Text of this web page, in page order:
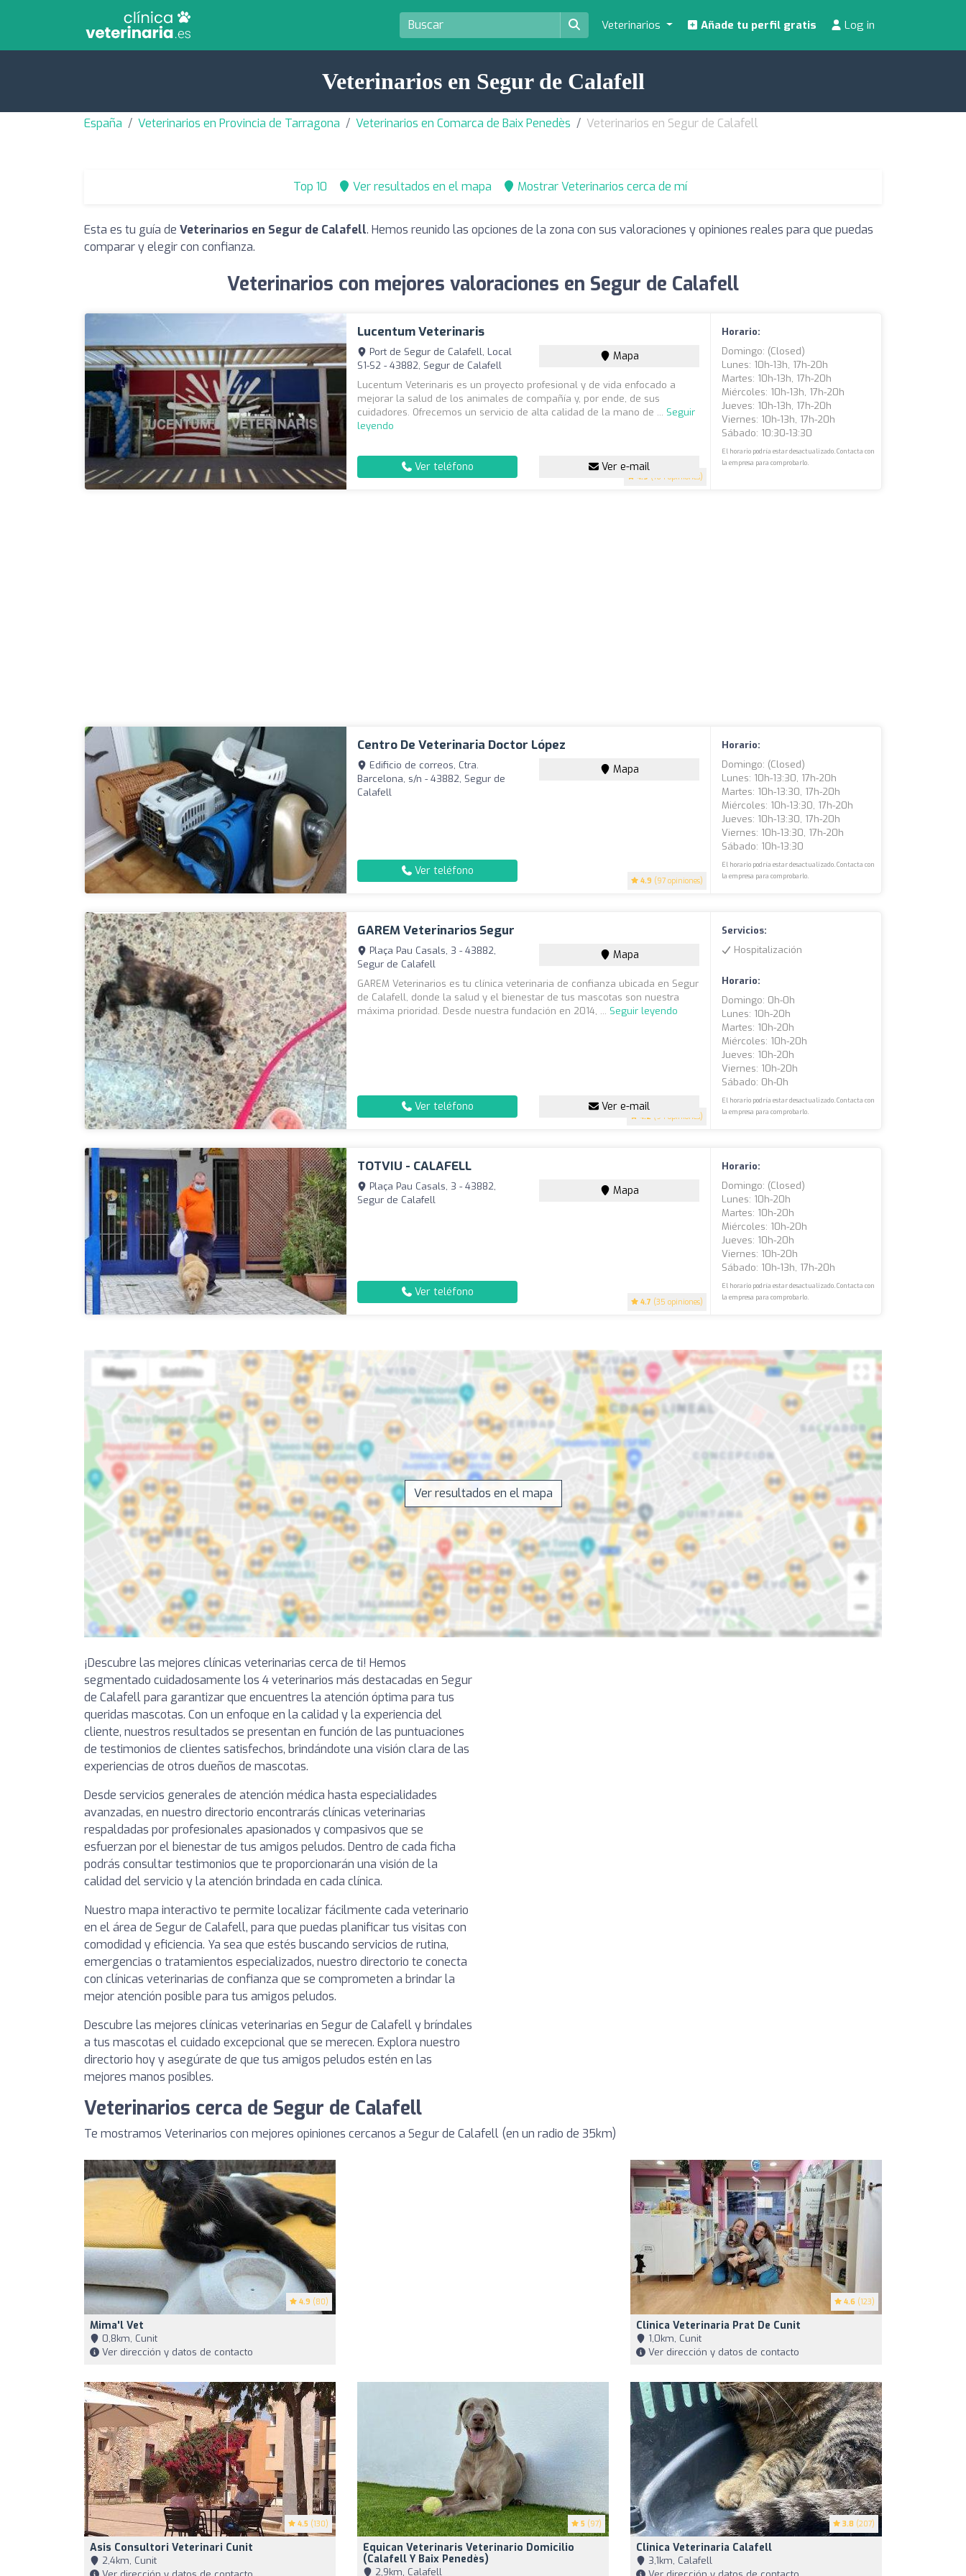
Veterinarios Añade tu perfil gratis Log in
Veterinarios en Segur de Calafell
España Veterinarios en Provincia de Tarragona Veterinarios en Comarca de Baix Penedès Veterinarios en Segur de Calafell
Top 10 Ver resultados en el mapa Mostrar Veterinarios cerca de mí
Esta es tu guía de Veterinarios en Segur de Calafell. Hemos reunido las opciones de la zona con sus valoraciones y opiniones reales para que puedas
comparar y elegir con confianza.
Veterinarios con mejores valoraciones en Segur de Calafell
Lucentum Veterinaris
4.9 (164 opiniones)
Port de Segur de Calafell, Local
S1-S2 - 43882, Segur de Calafell
Mapa
Lucentum Veterinaris es un proyecto profesional y de vida enfocado a
mejorar la salud de los animales de compañía y, por ende, de sus
cuidadores. Ofrecemos un servicio de alta calidad de la mano de ... Seguir
leyendo
Ver teléfono Ver e-mail
Horario:
Domingo: (closed)
Lunes: 10h-13h, 17h-20h
Martes: 10h-13h, 17h-20h
Miércoles: 10h-13h, 17h-20h
Jueves: 10h-13h, 17h-20h
Viernes: 10h-13h, 17h-20h
Sábado: 10:30-13:30
El horario podría estar desactualizado. Contacta con
la empresa para comprobarlo.
Centro De Veterinaria Doctor López
4.9 (97 opiniones)
Edificio de correos, Ctra.
Barcelona, s/n - 43882, Segur de
Calafell
Mapa
Ver teléfono
Horario:
Domingo: (closed)
Lunes: 10h-13:30, 17h-20h
Martes: 10h-13:30, 17h-20h
Miércoles: 10h-13:30, 17h-20h
Jueves: 10h-13:30, 17h-20h
Viernes: 10h-13:30, 17h-20h
Sábado: 10h-13:30
El horario podría estar desactualizado. Contacta con
la empresa para comprobarlo.
GAREM Veterinarios Segur
4.2 (94 opiniones)
Plaça Pau Casals, 3 - 43882,
Segur de Calafell
Mapa
GAREM Veterinarios es tu clínica veterinaria de confianza ubicada en Segur
de Calafell, donde la salud y el bienestar de tus mascotas son nuestra
máxima prioridad. Desde nuestra fundación en 2014, ... Seguir leyendo
Ver teléfono Ver e-mail
Servicios:
Hospitalización
Horario:
Domingo: 0h-0h
Lunes: 10h-20h
Martes: 10h-20h
Miércoles: 10h-20h
Jueves: 10h-20h
Viernes: 10h-20h
Sábado: 0h-0h
El horario podría estar desactualizado. Contacta con
la empresa para comprobarlo.
TOTVIU - CALAFELL
4.7 (35 opiniones)
Plaça Pau Casals, 3 - 43882,
Segur de Calafell
Mapa
Ver teléfono
Horario:
Domingo: (closed)
Lunes: 10h-20h
Martes: 10h-20h
Miércoles: 10h-20h
Jueves: 10h-20h
Viernes: 10h-20h
Sábado: 10h-13h, 17h-20h
El horario podría estar desactualizado. Contacta con
la empresa para comprobarlo.
Ver resultados en el mapa
¡Descubre las mejores clínicas veterinarias cerca de ti! Hemos
segmentado cuidadosamente los 4 veterinarios más destacadas en Segur
de Calafell para garantizar que encuentres la atención óptima para tus
queridas mascotas. Con un enfoque en la calidad y la experiencia del
cliente, nuestros resultados se presentan en función de las puntuaciones
de testimonios de clientes satisfechos, brindándote una visión clara de las
experiencias de otros dueños de mascotas.
Desde servicios generales de atención médica hasta especialidades
avanzadas, en nuestro directorio encontrarás clínicas veterinarias
respaldadas por profesionales apasionados y compasivos que se
esfuerzan por el bienestar de tus amigos peludos. Dentro de cada ficha
podrás consultar testimonios que te proporcionarán una visión de la
calidad del servicio y la atención brindada en cada clínica.
Nuestro mapa interactivo te permite localizar fácilmente cada veterinario
en el área de Segur de Calafell, para que puedas planificar tus visitas con
comodidad y eficiencia. Ya sea que estés buscando servicios de rutina,
emergencias o tratamientos especializados, nuestro directorio te conecta
con clínicas veterinarias de confianza que se comprometen a brindar la
mejor atención posible para tus amigos peludos.
Descubre las mejores clínicas veterinarias en Segur de Calafell y bríndales
a tus mascotas el cuidado excepcional que se merecen. Explora nuestro
directorio hoy y asegúrate de que tus amigos peludos estén en las
mejores manos posibles.
Veterinarios cerca de Segur de Calafell
Te mostramos Veterinarios con mejores opiniones cercanos a Segur de Calafell (en un radio de 35km)
4.9 (80)
Mima'l Vet
0,8km, Cunit
Ver dirección y datos de contacto
4.6 (123)
Clinica Veterinaria Prat De Cunit
1,0km, Cunit
Ver dirección y datos de contacto
4.5 (130)
Asis Consultori Veterinari Cunit
2,4km, Cunit
5 (97)
Equican Veterinaris Veterinario Domicilio
(Calafell Y Baix Penedès)
2,9km, Calafell
3.8 (207)
Clinica Veterinaria Calafell
3,1km, Calafell